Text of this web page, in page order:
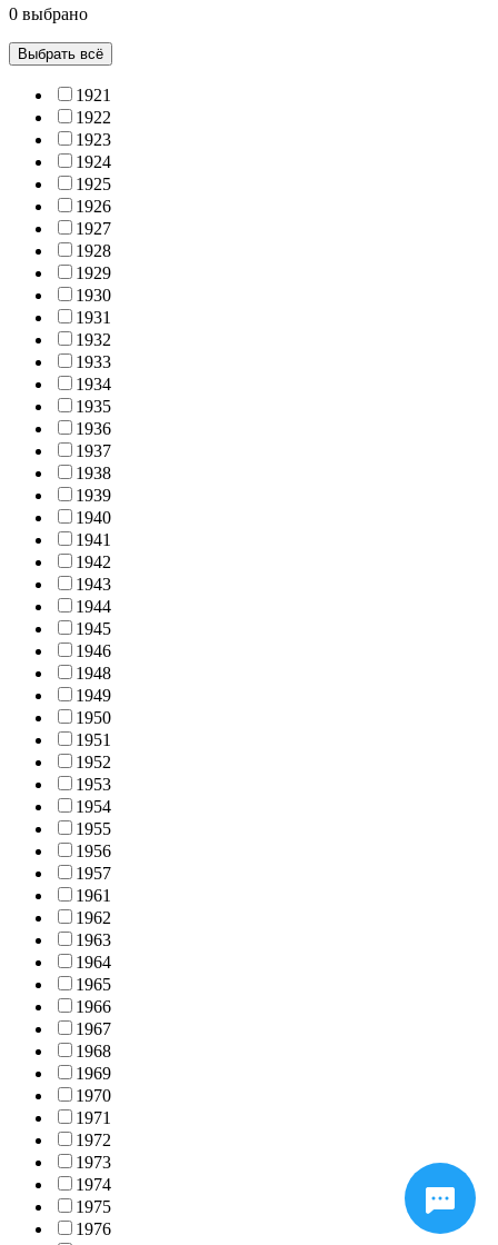
0 выбрано
Выбрать всё
1921
1922
1923
1924
1925
1926
1927
1928
1929
1930
1931
1932
1933
1934
1935
1936
1937
1938
1939
1940
1941
1942
1943
1944
1945
1946
1948
1949
1950
1951
1952
1953
1954
1955
1956
1957
1961
1962
1963
1964
1965
1966
1967
1968
1969
1970
1971
1972
1973
1974
1975
1976